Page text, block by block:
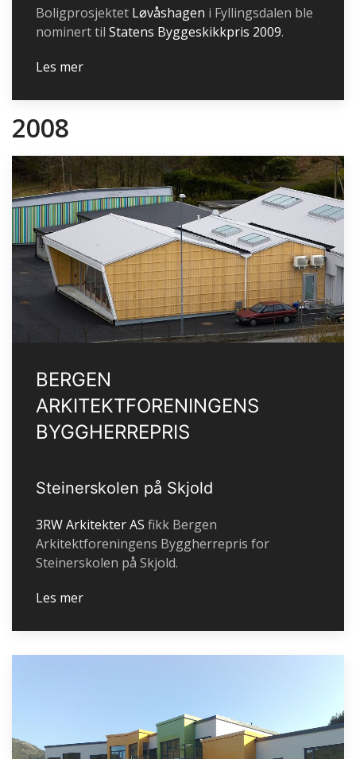
Boligprosjektet Løvåshagen i Fyllingsdalen ble
nominert til Statens Byggeskikkpris 2009.
Les mer
2008
BERGEN
ARKITEKTFORENINGENS
BYGGHERREPRIS
Steinerskolen på Skjold
3RW Arkitekter AS fikk Bergen
Arkitektforeningens Byggherrepris for
Steinerskolen på Skjold.
Les mer